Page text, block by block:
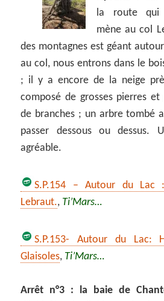
la route qui
mène au col
des montagnes est géant
au col, nous entrons dans le
; il y a encore de la neige
composé de grosses pierres
de branches ; un arbre tombé
passer dessous ou dessus.
agréable.
S.P.154 – Autour du Lac
Lebraut., Ti’Mars…
S.P.153- Autour du Lac:
Glaisoles, Ti’Mars…
Arrêt n°3 : la baie de